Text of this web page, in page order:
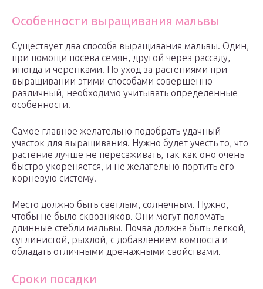
Особенности выращивания мальвы
Существует два способа выращивания мальвы. Один,
при помощи посева семян, другой через рассаду,
иногда и черенками. Но уход за растениями при
выращивании этими способами совершенно
различный, необходимо учитывать определенные
особенности.
Самое главное желательно подобрать удачный
участок для выращивания. Нужно будет учесть то, что
растение лучше не пересаживать, так как оно очень
быстро укореняется, и не желательно портить его
корневую систему.
Место должно быть светлым, солнечным. Нужно,
чтобы не было сквозняков. Они могут поломать
длинные стебли мальвы. Почва должна быть легкой,
суглинистой, рыхлой, с добавлением компоста и
обладать отличными дренажными свойствами.
Сроки посадки